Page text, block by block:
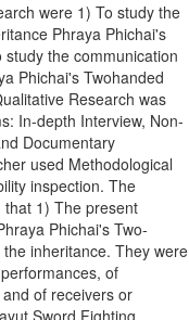
were 1) To study the
Phraya Phichai's
the communication
Phichai's Twohanded
Research was
In-depth Interview, Non-
Documentary
used Methodological
inspection. The
that 1) The present
Phichai's Two-
inheritance. They were
of
of receivers or
Sword Fighting